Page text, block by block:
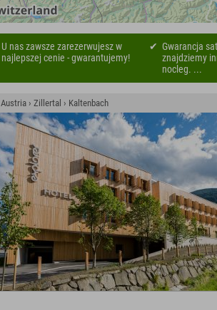
U nas zawsze zarezerwujesz w
najlepszej cenie - gwarantujemy!
Gwarancja
znajdziemy
nocleg. ...
Austria › Zillertal › Kaltenbach